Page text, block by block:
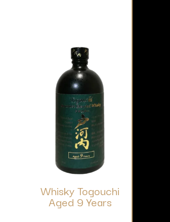
Whisky Togouchi
Aged 9 Years